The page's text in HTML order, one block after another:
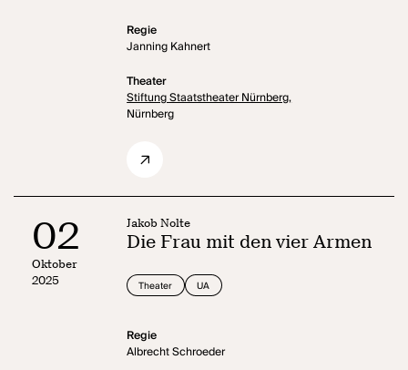
Regie
Janning Kahnert
Theater
Stiftung Staatstheater Nürnberg,
Nürnberg
02
Oktober
2025
Jakob Nolte
Die Frau mit den vier Armen
Theater UA
Regie
Albrecht Schroeder